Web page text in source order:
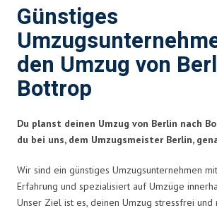
Günstiges
den Umzug von
Bottrop
Du planst deinen Umzug von Berlin nach
du bei uns, dem Umzugsmeister Berlin,
Wir sind ein günstiges Umzugsunternehmen
Erfahrung und spezialisiert auf Umzüge
Unser Ziel ist es, deinen Umzug stressfrei und